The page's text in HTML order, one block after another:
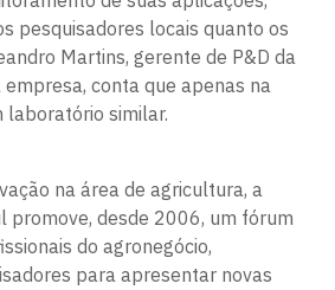
pesquisadores locais quanto os
Martins, gerente de P&D da
conta que apenas na
laboratório similar.
na área de agricultura, a
promove, desde 2006, um fórum
do agronegócio,
para apresentar novas